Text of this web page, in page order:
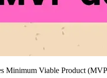
Minimum Viable Product